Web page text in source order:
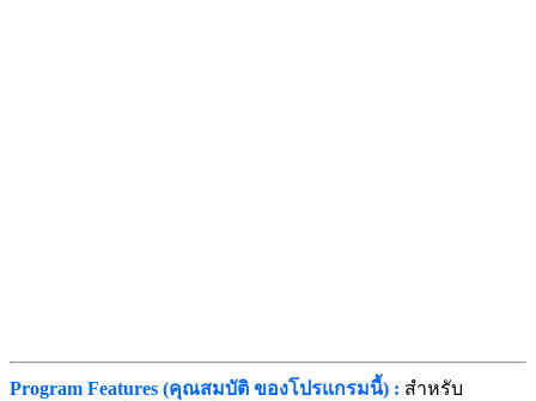
Program Features (คุณสมบัติ ของโปรแกรมนี้) : สำหรับ